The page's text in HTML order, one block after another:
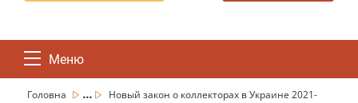
Меню
Головна ...
Новый закон о коллекторах в Украине 2021-